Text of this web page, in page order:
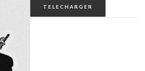
TELECHARGER